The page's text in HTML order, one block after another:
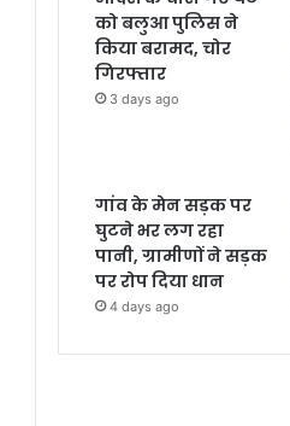
को बलुआ पुलिस ने
किया बरामद, चोर
गिरफ्तार
3 days ago
गांव के मेन सड़क पर
घुटने भर लग रहा
पानी, ग्रामीणों ने सड़क
पर रोप दिया धान
4 days ago